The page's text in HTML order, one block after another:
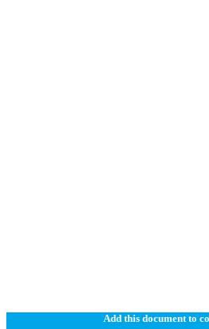
Add this document to